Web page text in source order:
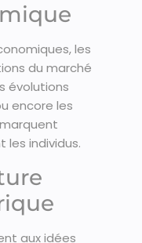
les
du marché
évolutions
encore les
les individus.
aux idées